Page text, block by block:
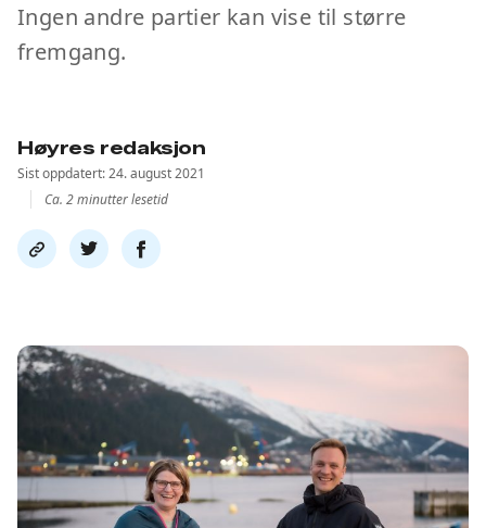
Ingen andre partier kan vise til større
fremgang.
Høyres redaksjon
Sist oppdatert: 24. august 2021
Ca. 2 minutter lesetid
Del
link
Del
på
Del
på